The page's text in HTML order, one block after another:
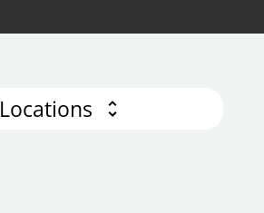
Locations